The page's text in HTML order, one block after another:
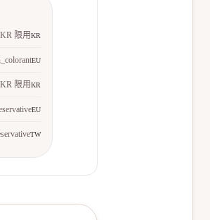
KR 限用KR
EU
KR 限用KR
EU
TW